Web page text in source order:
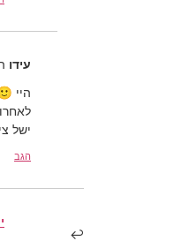
עידו
היי
ישל
הגב